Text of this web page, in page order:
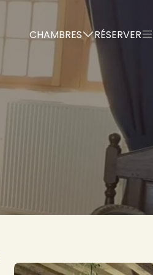
CHAMBRES RÉSERVER